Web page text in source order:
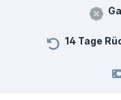
14 Tage